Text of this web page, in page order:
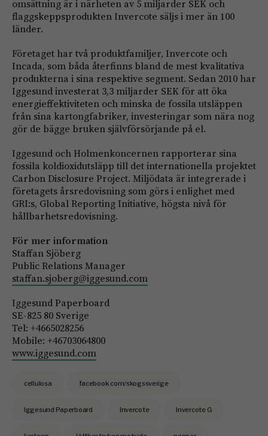
omsättning är i närheten av 5 miljarder SEK och
flaggskeppsprodukten Invercote säljs i mer än 100
länder.
Företaget har två produktfamiljer, Invercote och
Incada, som båda återfinns bland de mest kvalitativa
produkterna i sina respektive segment. Sedan 2010 har
Iggesund investerat 3,3 miljarder SEK för att öka
energieffektiviteten och minska de fossila utsläppen
från sina kartongfabriker, investeringar som nära nog
gör de bägge bruken självförsörjande på el.
Iggesund och Holmenkoncernen rapporterar sina
fossila koldioxidutsläpp till det internationella projektet
Carbon Disclosure Project. Miljödata är integrerade i
företagets årsredovisning som görs i enlighet med
GRI:s, Global Reporting Initiative, högsta nivå för
hållbarhetsredovisning.
För mer information
Staffan Sjöberg
Public Relations Manager
staffan.sjoberg@iggesund.com
Iggesund Paperboard
SE-825 80 Sverige
Tel: +4665028256
Mobile: +46703064800
www.iggesund.com
cellulosa facebook.com/skogssverige
Iggesund Paperboard Invercote Invercote G